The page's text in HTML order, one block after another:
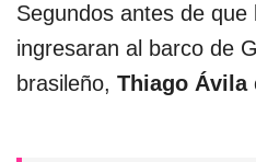
Segundos antes de que
ingresaran al barco de
brasileño, Thiago Ávila